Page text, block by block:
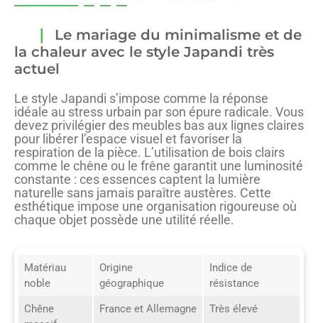
Le mariage du minimalisme et de
la chaleur avec le style Japandi très
actuel
Le style Japandi s’impose comme la réponse
idéale au stress urbain par son épure radicale. Vous
devez privilégier des meubles bas aux lignes claires
pour libérer l’espace visuel et favoriser la
respiration de la pièce. L’utilisation de bois clairs
comme le chêne ou le frêne garantit une luminosité
constante : ces essences captent la lumière
naturelle sans jamais paraître austères. Cette
esthétique impose une organisation rigoureuse où
chaque objet possède une utilité réelle.
Matériau
noble
Origine
géographique
Indice de
résistance
Chêne
France et Allemagne Très élevé